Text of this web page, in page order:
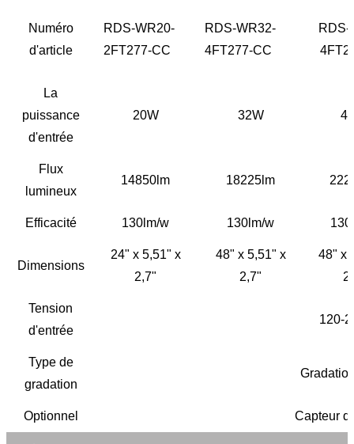
Numéro
d'article
RDS-WR20-
2FT277-CC
RDS-WR32-
4FT277-CC
RDS-
La
puissance
d'entrée
20W 32W
Flux
lumineux
14850lm 18225lm
Efficacité 130lm/w 130lm/w
Dimensions
24" x 5,51" x
2,7"
48" x 5,51" x
2,7"
48" x
Tension
d'entrée
120-
Type de
gradation
Optionnel Capteur